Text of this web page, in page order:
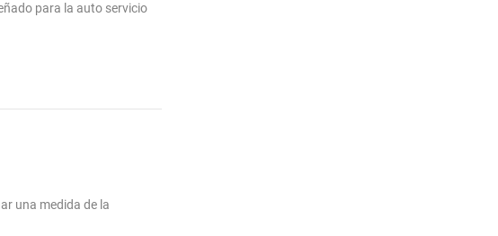
para la auto servicio
una medida de la